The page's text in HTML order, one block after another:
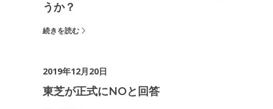
うか？
続きを読む
2019年12月20日
東芝が正式にNOと回答